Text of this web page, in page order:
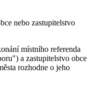
nebo zastupitelstvo
místního referenda
a zastupitelstvo obce
rozhodne o jeho